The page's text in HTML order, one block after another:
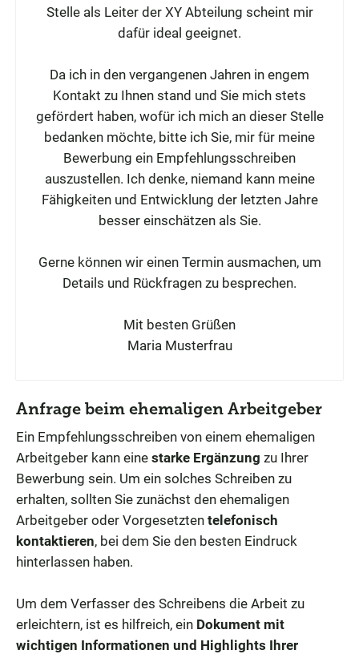
Stelle als Leiter der XY Abteilung scheint mir
dafür ideal geeignet.
Da ich in den vergangenen Jahren in engem
Kontakt zu Ihnen stand und Sie mich stets
gefördert haben, wofür ich mich an dieser Stelle
bedanken möchte, bitte ich Sie, mir für meine
Bewerbung ein Empfehlungsschreiben
auszustellen. Ich denke, niemand kann meine
Fähigkeiten und Entwicklung der letzten Jahre
besser einschätzen als Sie.
Gerne können wir einen Termin ausmachen, um
Details und Rückfragen zu besprechen.
Mit besten Grüßen
Maria Musterfrau
Anfrage beim ehemaligen Arbeitgeber
Ein Empfehlungsschreiben von einem ehemaligen
Arbeitgeber kann eine starke Ergänzung zu Ihrer
Bewerbung sein. Um ein solches Schreiben zu
erhalten, sollten Sie zunächst den ehemaligen
Arbeitgeber oder Vorgesetzten telefonisch
kontaktieren, bei dem Sie den besten Eindruck
hinterlassen haben.
Um dem Verfasser des Schreibens die Arbeit zu
erleichtern, ist es hilfreich, ein Dokument mit
wichtigen Informationen und Highlights Ihrer